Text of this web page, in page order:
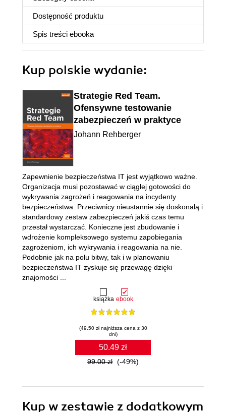
Dostępność produktu
Spis treści ebooka
Kup polskie wydanie:
Strategie Red Team.
Ofensywne testowanie
zabezpieczeń w praktyce
Johann Rehberger
książka ebook
(49.50 zł najniższa cena z 30
dni)
50.49 zł
99.00 zł (-49%)
Zapewnienie bezpieczeństwa IT jest wyjątkowo ważne.
Organizacja musi pozostawać w ciągłej gotowości do
wykrywania zagrożeń i reagowania na incydenty
bezpieczeństwa. Przeciwnicy nieustannie się doskonalą i
standardowy zestaw zabezpieczeń jakiś czas temu
przestał wystarczać. Konieczne jest zbudowanie i
wdrożenie kompleksowego systemu zapobiegania
zagrożeniom, ich wykrywania i reagowania na nie.
Podobnie jak na polu bitwy, tak i w planowaniu
bezpieczeństwa IT zyskuje się przewagę dzięki
znajomości ...
Kup w zestawie z dodatkowym